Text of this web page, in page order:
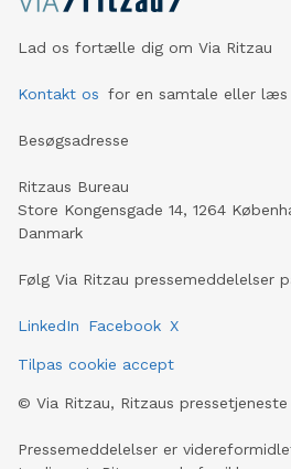
Lad os fortælle dig om Via Ritzau
Kontakt os for en samtale eller læs
Besøgsadresse
Ritzaus Bureau
Store Kongensgade 14, 1264
Danmark
Følg Via Ritzau pressemeddelelser
LinkedIn Facebook X
Tilpas cookie accept
© Via Ritzau, Ritzaus pressetjeneste
Pressemeddelelser er